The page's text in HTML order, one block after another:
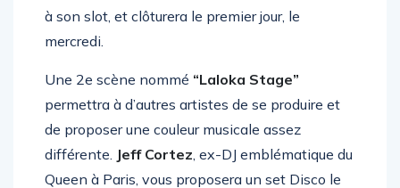
sortir, Sébastien Drums aura également droit
à son slot, et clôturera le premier jour, le
Une 2e scène nommé“Laloka Stage”
permettra à d’autres artistes de se produire et
de proposer une couleur musicale assez
différente.Jeff Cortez, ex-DJ emblématique du